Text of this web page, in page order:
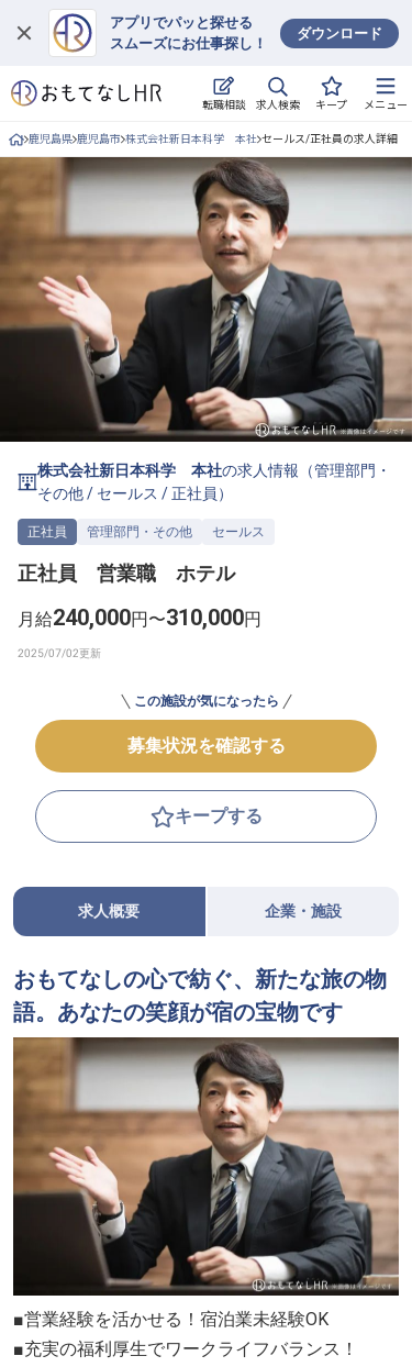
アプリでパッと探せる
スムーズにお仕事探し！
ダウンロード
転職相談 求人検索 キープ メニュー
ログイン
求人・施設を探す
キープした求人
就職・転職 合同説明会
おもてなしHRについて
ご利用の流れ
よくある質問
ホテル・宿泊業界情報コラム
無料 転職サポートに申し込む
採用をお考えの企業様へ
鹿児島県 鹿児島市 株式会社新日本科学 本社 セールス/正社員の求人詳細
株式会社新日本科学 本社の求人情報（管理部門・
その他/ セールス /正社員 ）
正社員 管理部門・その他 セールス
正社員 営業職 ホテル
月給240,000円〜310,000円
この施設が気になったら
募集状況を確認する
キープする
求人概要 企業・施設
おもてなしの心で紡ぐ、新たな旅の物
語。あなたの笑顔が宿の宝物です
■営業経験を活かせる！宿泊業未経験OK
■充実の福利厚生でワークライフバランス！